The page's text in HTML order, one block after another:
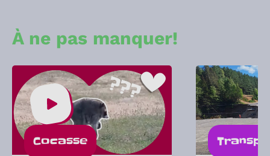
À ne pas manquer!
Cocasse